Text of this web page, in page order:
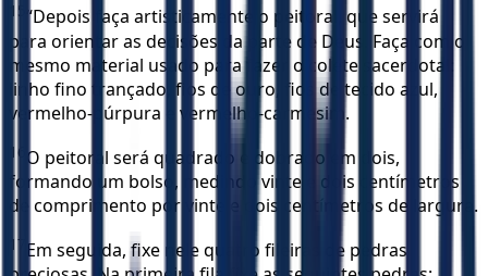
15 “Depois faça artisticamente o peitoral, que servirá
para orientar as decisões da parte de Deus. Faça com o
mesmo material usado para fazer o colete sacerdotal:
linho fino trançado, fios de ouro, fios de tecido azul,
vermelho-púrpura e vermelho-carmesim.
16 O peitoral será quadrado e dobrado em dois,
formando um bolso, medindo vinte e dois centímetros
de comprimento por vinte e dois centímetros de largura.
17 Em seguida, fixe nele quatro fileiras de pedras